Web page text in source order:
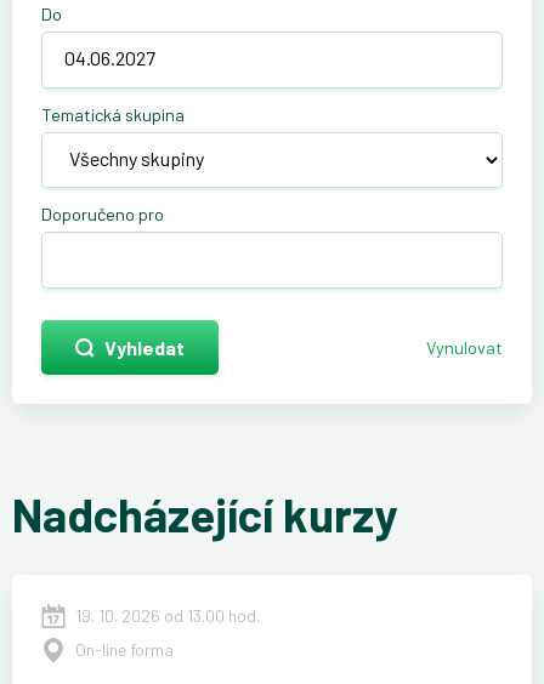
Do
Tematická skupina
Doporučeno pro
Vyhledat Vynulovat
Nadcházející kurzy
19. 10. 2026 od 13.00 hod.
On-line forma